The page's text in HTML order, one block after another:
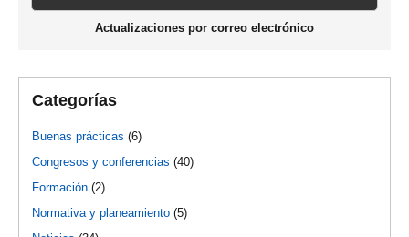
Actualizaciones por correo electrónico
Categorías
Buenas prácticas (6)
Congresos y conferencias (40)
Formación (2)
Normativa y planeamiento (5)